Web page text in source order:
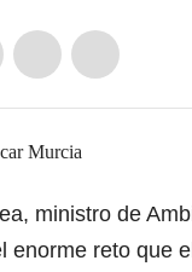
Murcia
ministro de
enorme reto que